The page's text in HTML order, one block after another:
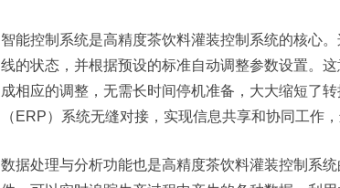
智能控制系统是高精度茶饮料灌装控制系统的核心
线的状态，并根据预设的标准自动调整参数设置。
成相应的调整，无需长时间停机准备，大大缩短了
（ERP）系统无缝对接，实现信息共享和协同工作
数据处理与分析功能也是高精度茶饮料灌装控制系